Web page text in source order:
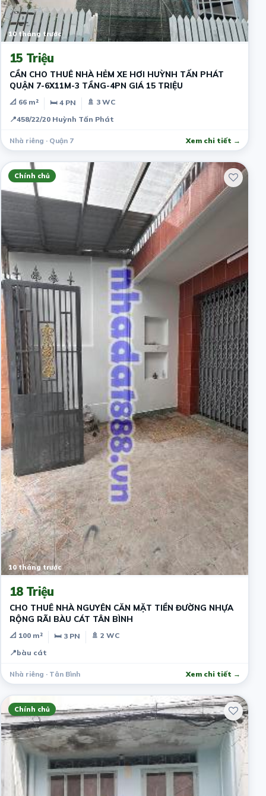
10 tháng trước
15 Triệu
CẦN CHO THUÊ NHÀ HẺM XE HƠI HUỲNH TẤN PHÁT
QUẬN 7-6X11M-3 TẦNG-4PN GIÁ 15 TRIỆU
📐 66 m² 🛏 4 PN
🚿 3 WC
📍458/22/20 Huỳnh Tấn Phát
Nhà riêng · Quận 7 Xem chi tiết →
Chính chủ
10 tháng trước
18 Triệu
CHO THUÊ NHÀ NGUYÊN CĂN MẶT TIỀN ĐƯỜNG NHỰA
RỘNG RÃI BÀU CÁT TÂN BÌNH
📐 100 m² 🛏 3 PN
🚿 2 WC
📍bàu cát
Nhà riêng · Tân Bình Xem chi tiết →
Chính chủ